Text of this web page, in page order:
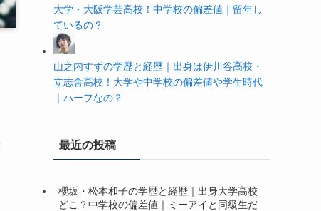
大学・大阪学芸高校！中学校の偏差値｜留年し
ているの？
山之内すずの学歴と経歴｜出身は伊川谷高校・
立志舎高校！大学や中学校の偏差値や学生時代
｜ハーフなの？
最近の投稿
櫻坂・松本和子の学歴と経歴｜出身大学高校
どこ？中学校の偏差値｜ミーアイと同級生だ